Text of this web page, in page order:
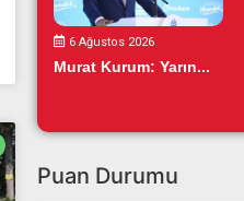
6 Ağustos 2026
Murat Kurum: Yarın...
Puan Durumu